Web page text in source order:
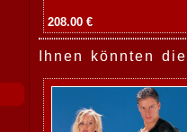
208.00 €
Ihnen könnten